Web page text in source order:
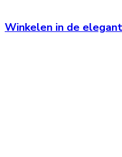
Winkelen in de